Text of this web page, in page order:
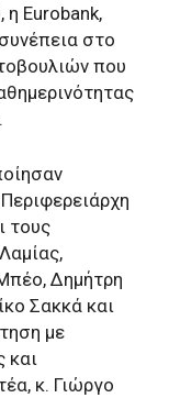
Eurobank,
στο
που
τους
Δημήτρη
Σακκά και
με
και
κ. Γιώργο